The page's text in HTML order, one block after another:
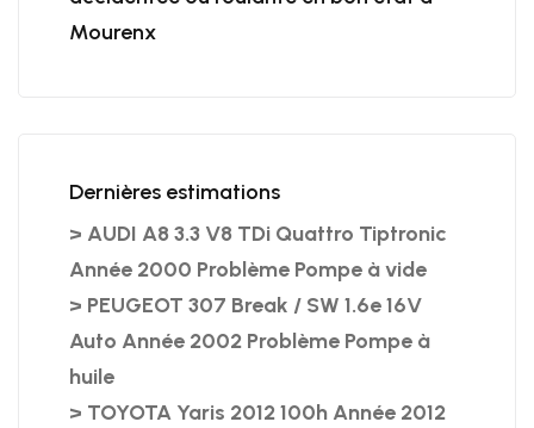
Mourenx
Dernières estimations
> AUDI A8 3.3 V8 TDi Quattro Tiptronic
Année 2000 Problème Pompe à vide
> PEUGEOT 307 Break / SW 1.6e 16V
Auto Année 2002 Problème Pompe à
huile
> TOYOTA Yaris 2012 100h Année 2012